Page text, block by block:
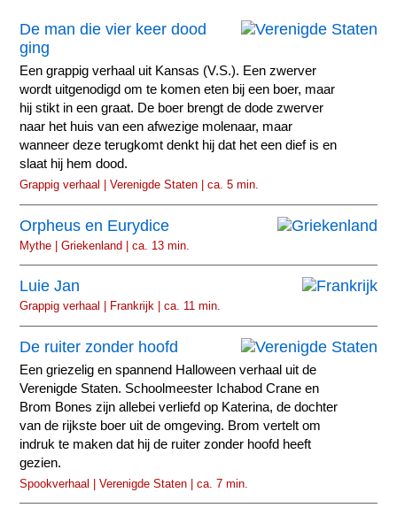
De man die vier keer dood
ging
Een grappig verhaal uit Kansas (V.S.). Een zwerver
wordt uitgenodigd om te komen eten bij een boer, maar
hij stikt in een graat. De boer brengt de dode zwerver
naar het huis van een afwezige molenaar, maar
wanneer deze terugkomt denkt hij dat het een dief is en
slaat hij hem dood.
Grappig verhaal | Verenigde Staten | ca. 5 min.
Orpheus en Eurydice
Mythe | Griekenland | ca. 13 min.
Luie Jan
Grappig verhaal | Frankrijk | ca. 11 min.
De ruiter zonder hoofd
Een griezelig en spannend Halloween verhaal uit de
Verenigde Staten. Schoolmeester Ichabod Crane en
Brom Bones zijn allebei verliefd op Katerina, de dochter
van de rijkste boer uit de omgeving. Brom vertelt om
indruk te maken dat hij de ruiter zonder hoofd heeft
gezien.
Spookverhaal | Verenigde Staten | ca. 7 min.